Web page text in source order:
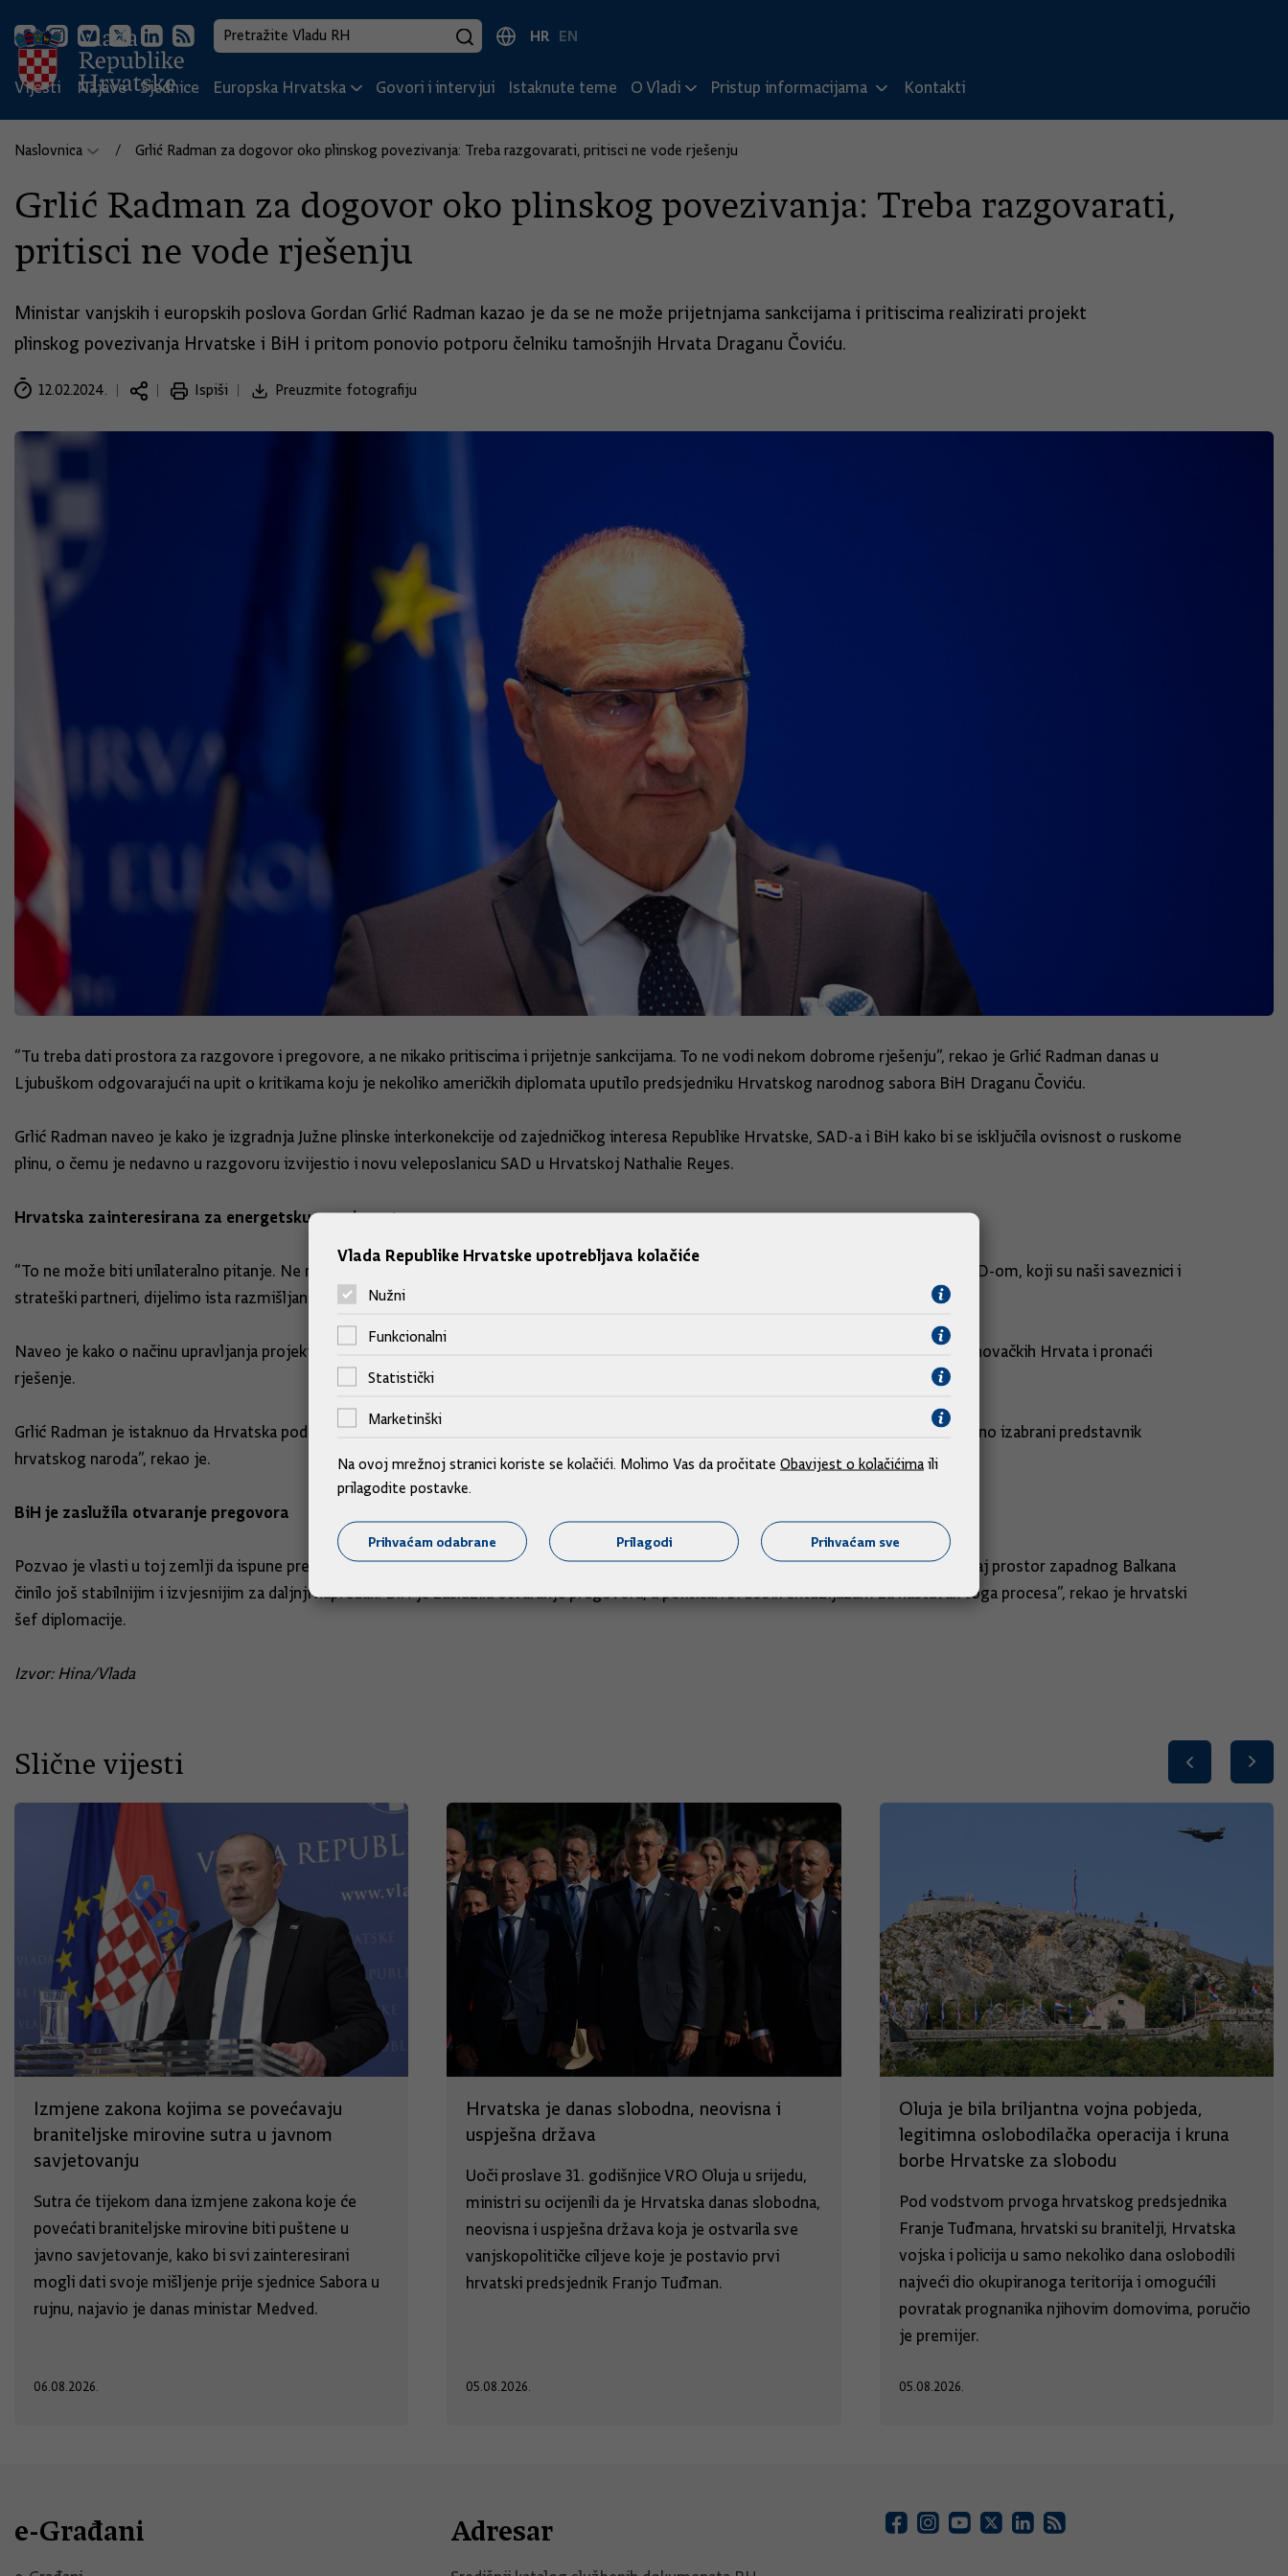
HR EN
Vijesti Najave Sjednice Europska Hrvatska Govori i intervjui Istaknute teme O Vladi Pristup informacijama Kontakti
Naslovnica Grlić Radman za dogovor oko plinskog povezivanja: Treba razgovarati, pritisci ne vode rješenju
Grlić Radman za dogovor oko plinskog povezivanja: Treba razgovarati,
pritisci ne vode rješenju
Ministar vanjskih i europskih poslova Gordan Grlić Radman kazao je da se ne može prijetnjama sankcijama i pritiscima realizirati projekt
plinskog povezivanja Hrvatske i BiH i pritom ponovio potporu čelniku tamošnjih Hrvata Draganu Čoviću.
12.02.2024. Ispiši Preuzmite fotografiju
“Tu treba dati prostora za razgovore i pregovore, a ne nikako pritiscima i prijetnje sankcijama. To ne vodi nekom dobrome rješenju”, rekao je Grlić Radman danas u
Ljubuškom odgovarajući na upit o kritikama koju je nekoliko američkih diplomata uputilo predsjedniku Hrvatskog narodnog sabora BiH Draganu Čoviću.
Grlić Radman naveo je kako je izgradnja Južne plinske interkonekcije od zajedničkog interesa Republike Hrvatske, SAD-a i BiH kako bi se isključila ovisnost o ruskome
plinu, o čemu je nedavno u razgovoru izvijestio i novu veleposlanicu SAD u Hrvatskoj Nathalie Reyes.
Hrvatska zainteresirana za energetsku neovisnost
“To ne može biti unilateralno pitanje. Ne može je biti bez Hrvatske. Hrvatska je čvor i zainteresirana je za energetsku neovisnost. Sa SAD-om, koji su naši saveznici i
strateški partneri, dijelimo ista razmišljanja oko krajnjeg cilja, a to je postići energetsku neovisnost o ruskom plinu”, dodao je ministar.
Naveo je kako o načinu upravljanja projektom Južne plinske interkonekcije kroz BiH treba razgovarati s predstavnicima bosanskoherceghovačkih Hrvata i pronaći
rješenje.
Grlić Radman je istaknuo da Hrvatska podupire čelnika Hrvatskog narodnog sabora BiH. “Dragan Čović ima naše povjerenje jer je legitimno izabrani predstavnik
hrvatskog naroda”, rekao je.
BiH je zaslužila otvaranje pregovora
Pozvao je vlasti u toj zemlji da ispune preostale uvjete kako bi Europsko vijeće odobrilo otvaranje pregovora o članstvu s BiH. ”To bi ovaj prostor zapadnog Balkana
činilo još stabilnijim i izvjesnijim za daljnji napredak. BiH je zaslužila otvaranje pregovora, a političari bi dobili entuzijazam za nastavak toga procesa”, rekao je hrvatski
šef diplomacije.
Izvor: Hina/Vlada
Slične vijesti
Izmjene zakona kojima se povećavaju
braniteljske mirovine sutra u javnom
savjetovanju
Sutra će tijekom dana izmjene zakona koje će
povećati braniteljske mirovine biti puštene u
javno savjetovanje, kako bi svi zainteresirani
mogli dati svoje mišljenje prije sjednice Sabora u
rujnu, najavio je danas ministar Medved.
06.08.2026.
Hrvatska je danas slobodna, neovisna i
uspješna država
Uoči proslave 31. godišnjice VRO Oluja u srijedu,
ministri su ocijenili da je Hrvatska danas slobodna,
neovisna i uspješna država koja je ostvarila sve
vanjskopolitičke ciljeve koje je postavio prvi
hrvatski predsjednik Franjo Tuđman.
05.08.2026.
Oluja je bila briljantna vojna pobjeda,
legitimna oslobodilačka operacija i kruna
borbe Hrvatske za slobodu
Pod vodstvom prvoga hrvatskog predsjednika
Franje Tuđmana, hrvatski su branitelji, Hrvatska
vojska i policija u samo nekoliko dana oslobodili
najveći dio okupiranoga teritorija i omogućili
povratak prognanika njihovim domovima, poručio
je premijer.
05.08.2026.
e-Građani Adresar
Vlada Republike Hrvatske upotrebljava kolačiće
Nužni
Funkcionalni
Statistički
Marketinški
Na ovoj mrežnoj stranici koriste se kolačići. Molimo Vas da pročitate Obavijest o kolačićima ili
prilagodite postavke.
Prihvaćam odabrane Prilagodi Prihvaćam sve